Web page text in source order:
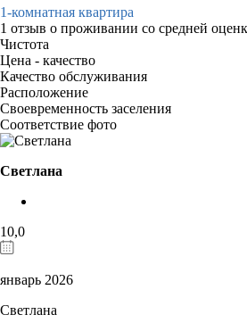
1-комнатная квартира
1 отзыв о проживании со средней
Чистота
Цена - качество
Качество обслуживания
Расположение
Своевременность заселения
Соответствие фото
Светлана
10,0
январь 2026
Светлана